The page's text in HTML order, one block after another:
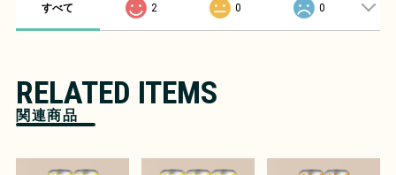
すべて 2 0 0
RELATED ITEMS
関連商品